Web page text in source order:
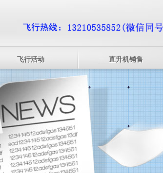
飞行活动 直升机销售